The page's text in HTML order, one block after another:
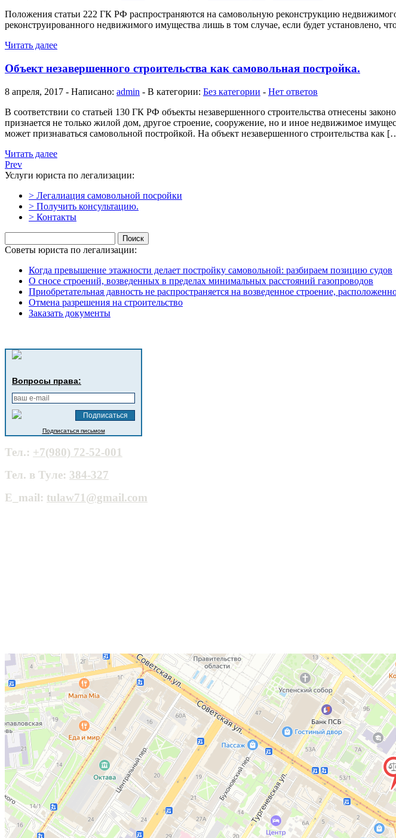
Положения статьи 222 ГК РФ распространяются на самовольную реконструкцию
реконструированного недвижимого имущества лишь в том случае, если будет установлено,
Читать далее
Объект незавершенного строительства как самовольная постройка.
8 апреля, 2017 - Написано: admin - В категории: Без категории - Нет ответов
В соответствии со статьей 130 ГК РФ объекты незавершенного строительства отнесены
признается не только жилой дом, другое строение, сооружение, но и иное недвижимое
может признаваться самовольной постройкой. На объект незавершенного строительства как
Читать далее
Prev
Услуги юриста по легализации:
> Легалиация самовольной посройки
> Получить консультацию.
> Контакты
Советы юриста по легализации:
Когда превышение этажности делает постройку самовольной: разбираем позицию судов
О сносе строений, возведенных в пределах минимальных расстояний газопроводов
Приобретательная давность не распространяется на возведенное строение,
Отмена разрешения на строительство
Заказать документы
Вопросы права:
Подписаться письмом
Тел.: +7(980) 72-52-001
Тел. в Туле: 384-327
E_mail: tulaw71@gmail.com